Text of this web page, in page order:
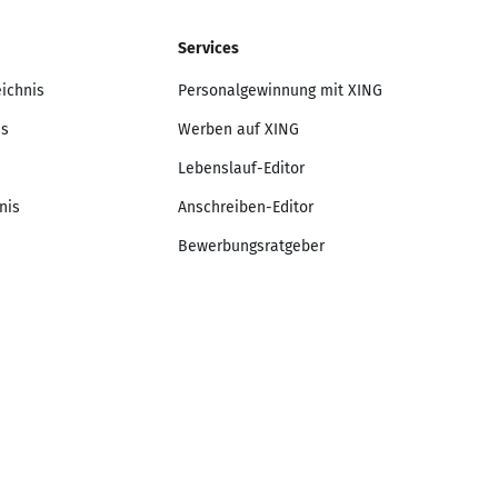
Services
Personalgewinnung mit XING
Werben auf XING
Lebenslauf-Editor
Anschreiben-Editor
Bewerbungsratgeber